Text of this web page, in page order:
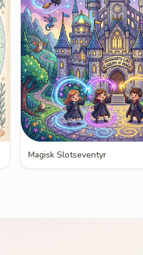
Magisk Slotseventyr